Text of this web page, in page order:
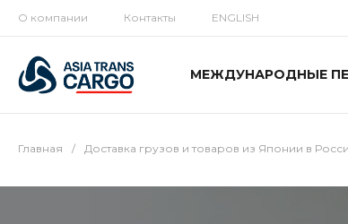
О компании Контакты ENGLISH
МЕЖДУНАРОДНЫЕ
Главная / Доставка грузов и товаров из Японии в